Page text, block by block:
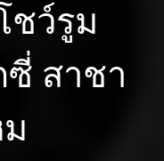
ชว์รูม
สาชา